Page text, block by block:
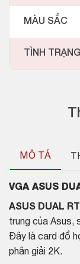
MÔ TẢ
VGA ASUS
ASUS DUAL
trung của Asus,
Đây là card đồ
phân giải 2K.
MÀU SẮC
TÌNH TRẠNG